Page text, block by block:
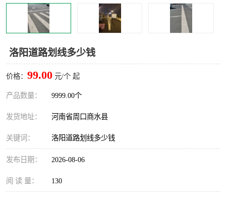
洛阳道路划线多少钱
价格： 99.00 元/个 起
产品数量： 9999.00个
发货地址： 河南省周口商水县
关键词： 洛阳道路划线多少钱
发布日期： 2026-08-06
阅 读 量： 130